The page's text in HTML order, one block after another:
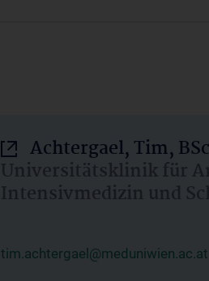
Achtergael, Tim, BSc
Universitätsklinik für
Intensivmedizin und
tim.achtergael@meduniwien.ac.at